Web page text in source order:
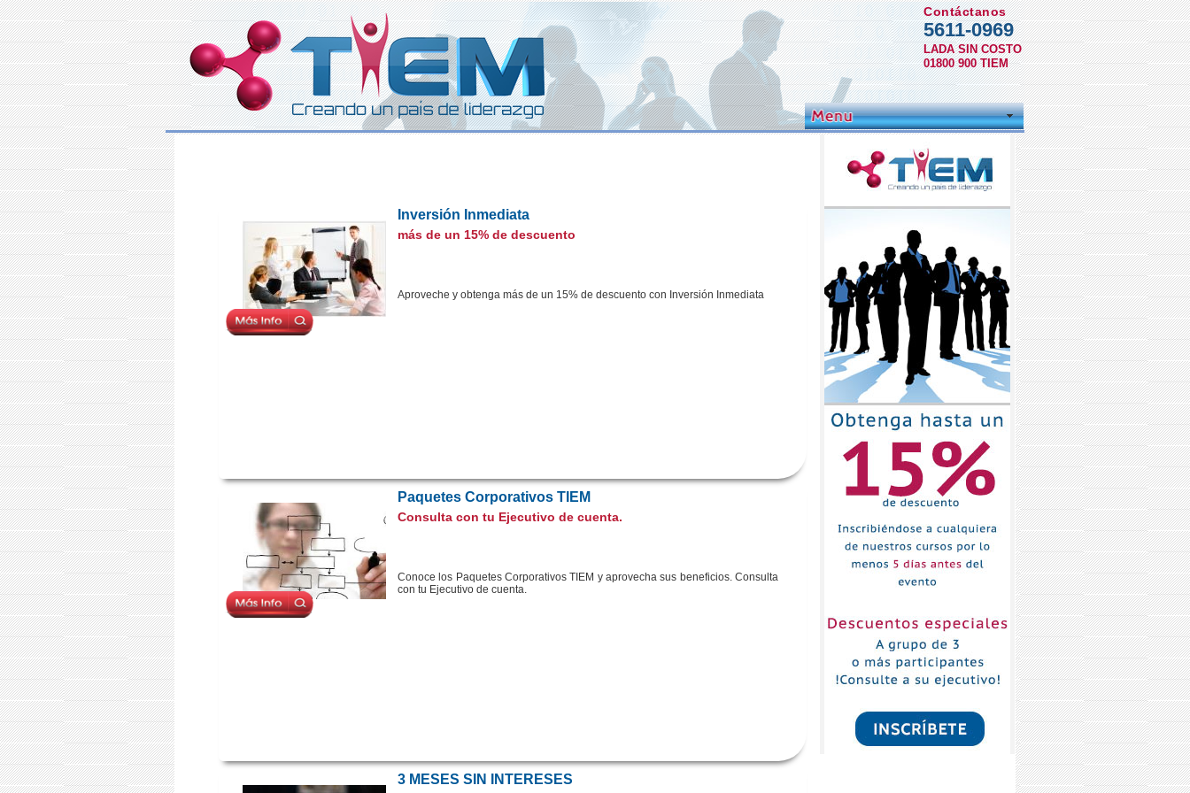
Contáctanos
5611-0969
LADA SIN COSTO
01800 900 TIEM
Inversión Inmediata
más de un 15% de descuento
Aproveche y obtenga más de un 15% de descuento con Inversión Inmediata
Paquetes Corporativos TIEM
Consulta con tu Ejecutivo de cuenta.
Conoce los Paquetes Corporativos TIEM y aprovecha sus beneficios. Consulta
con tu Ejecutivo de cuenta.
3 MESES SIN INTERESES